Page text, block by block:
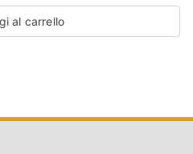
al carrello